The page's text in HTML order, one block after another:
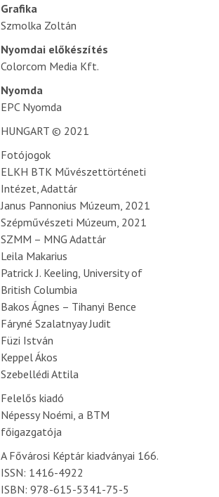
Grafika
Szmolka Zoltán
Nyomdai előkészítés
Colorcom Media Kft.
Nyomda
EPC Nyomda
HUNGART © 2021
Fotójogok
ELKH BTK Művészettörténeti
Intézet, Adattár
Janus Pannonius Múzeum, 2021
Szépművészeti Múzeum, 2021
SZMM – MNG Adattár
Leila Makarius
Patrick J. Keeling, University of
British Columbia
Bakos Ágnes – Tihanyi Bence
Fáryné Szalatnyay Judit
Füzi István
Keppel Ákos
Szebellédi Attila
Felelős kiadó
Népessy Noémi, a BTM
főigazgatója
A Fővárosi Képtár kiadványai 166.
ISSN: 1416-4922
ISBN: 978-615-5341-75-5